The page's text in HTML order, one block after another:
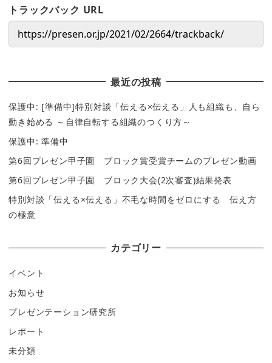
トラックバック URL
最近の投稿
保護中: [準備中]特別対談「伝える×伝える」人も組織も、自ら
動き始める ～自律自転する組織のつくり方～
保護中: 準備中
第6回プレゼン甲子園 ブロック賞受賞チームのプレゼン動画
第6回プレゼン甲子園 ブロック大会(2次審査)結果発表
特別対談「伝える×伝える」不毛な時間をゼロにする 伝え方
の極意
カテゴリー
イベント
お知らせ
プレゼンテーション研究所
レポート
未分類